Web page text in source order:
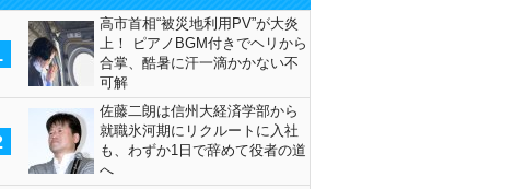
高市首相“被災地利用PV”が大炎
上！ ピアノBGM付きでヘリから
合掌、酷暑に汗一滴かかない不
可解
佐藤二朗は信州大経済学部から
就職氷河期にリクルートに入社
も、わずか1日で辞めて役者の道
へ